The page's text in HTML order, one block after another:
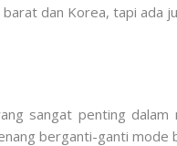
dan Korea, tapi ada
sangat penting dalam
berganti-ganti mode